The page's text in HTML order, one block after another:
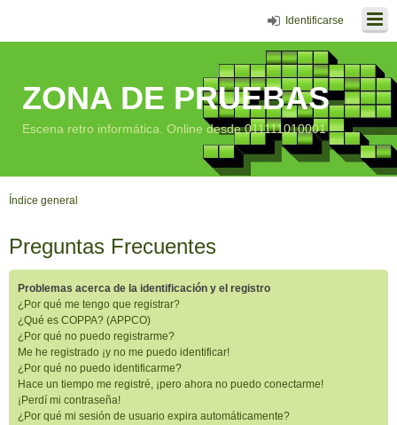
Identificarse
ZONA DE PRUEBAS
Escena retro informática. Online desde 011111010001
Índice general
Preguntas Frecuentes
Problemas acerca de la identificación y el registro
¿Por qué me tengo que registrar?
¿Qué es COPPA? (APPCO)
¿Por qué no puedo registrarme?
Me he registrado ¡y no me puedo identificar!
¿Por qué no puedo identificarme?
Hace un tiempo me registré, ¡pero ahora no puedo conectarme!
¡Perdí mi contraseña!
¿Por qué mi sesión de usuario expira automáticamente?